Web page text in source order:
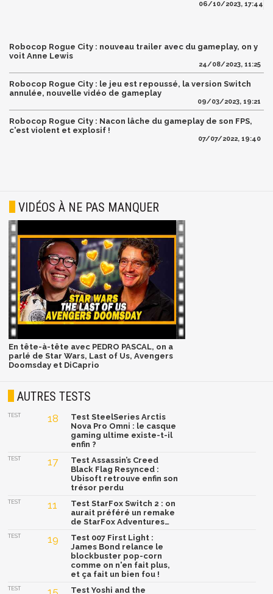
06/10/2023, 17:44
Robocop Rogue City : nouveau trailer avec du gameplay, on y
voit Anne Lewis
24/08/2023, 11:25
Robocop Rogue City : le jeu est repoussé, la version Switch
annulée, nouvelle vidéo de gameplay
09/03/2023, 19:21
Robocop Rogue City : Nacon lâche du gameplay de son FPS,
c'est violent et explosif !
07/07/2022, 19:40
VIDÉOS À NE PAS MANQUER
En tête-à-tête avec PEDRO PASCAL, on a
parlé de Star Wars, Last of Us, Avengers
Doomsday et DiCaprio
AUTRES TESTS
TEST 18
Test SteelSeries Arctis
Nova Pro Omni : le casque
gaming ultime existe-t-il
enfin ?
TEST 17
Test Assassin’s Creed
Black Flag Resynced :
Ubisoft retrouve enfin son
trésor perdu
TEST 11
Test StarFox Switch 2 : on
aurait préféré un remake
de StarFox Adventures…
TEST 19
Test 007 First Light :
James Bond relance le
blockbuster pop-corn
comme on n'en fait plus,
et ça fait un bien fou !
TEST Test Yoshi and the